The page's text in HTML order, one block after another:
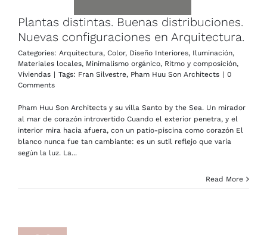
Plantas distintas. Buenas distribuciones.
Nuevas configuraciones en Arquitectura.
Categories: Arquitectura, Color, Diseño Interiores, Iluminación,
Materiales locales, Minimalismo orgánico, Ritmo y composición,
Viviendas | Tags: Fran Silvestre, Pham Huu Son Architects | 0
Comments
Pham Huu Son Architects y su villa Santo by the Sea. Un mirador
al mar de corazón introvertido Cuando el exterior penetra, y el
interior mira hacia afuera, con un patio-piscina como corazón El
blanco nunca fue tan cambiante: es un sutil reflejo que varía
según la luz. La...
Read More